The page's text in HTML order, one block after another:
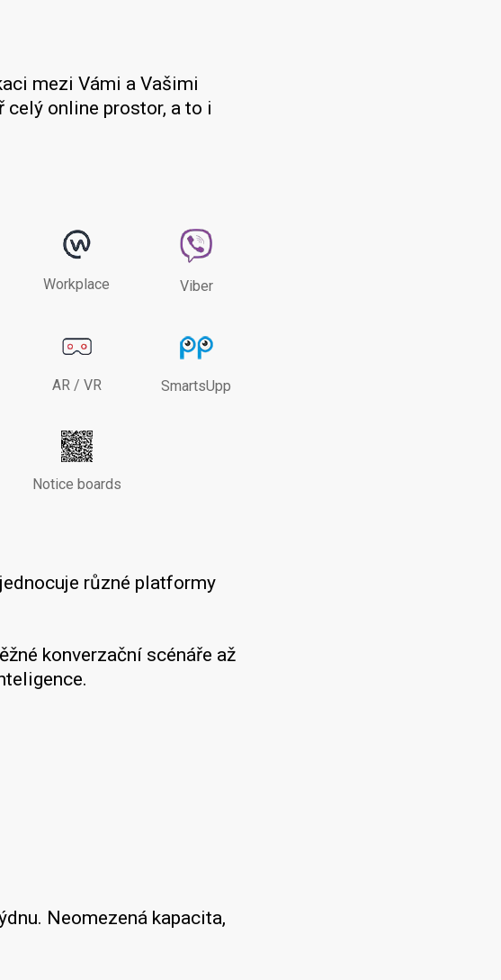
mezi Vámi a Vašimi
celý online prostor, a to i
Workplace Viber
AR / VR SmartsUpp
Notice boards
různé platformy
konverzační scénáře až
Neomezená kapacita,